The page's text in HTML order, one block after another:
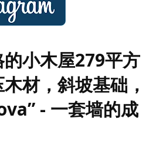
小木屋279平方
材，斜坡基础，
- 一套墙的成